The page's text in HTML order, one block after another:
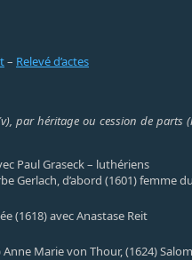
– Relevé d’actes
par héritage ou cession de parts
Paul Graseck – luthériens
Gerlach, d’abord (1601) femme
(1618) avec Anastase Reit
Marie von Thour, (1624)